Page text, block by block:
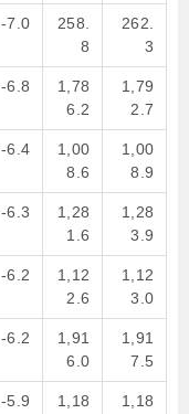
-7.0
258.
8
262.
3
-6.8
1,78
6.2
1,79
2.7
-6.4
1,00
8.6
1,00
8.9
-6.3
1,28
1.6
1,28
3.9
-6.2
1,12
2.6
1,12
3.0
-6.2
1,91
6.0
1,91
7.5
-5.9
1,18
1,18